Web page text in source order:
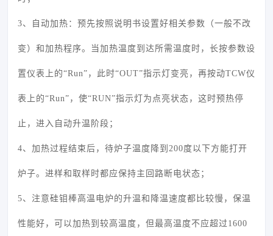
3、自动加热：预先按照说明书设置好相关参数（一般不改
变）和加热程序。当加热温度到达所需温度时，长按参数设
置仪表上的“Run”，此时“OUT”指示灯变亮，再按动TCW仪
表上的“Run”，使“RUN”指示灯为点亮状态，这时预热停
止，进入自动升温阶段；
4、加热过程结束后，待炉子温度降到200度以下方能打开
炉子。进样和取样时都应保持主回路断电状态；
5、注意硅钼棒高温电炉的升温和降温速度都比较慢，保温
性能好，可以加热到较高温度，但最高温度不应超过1600